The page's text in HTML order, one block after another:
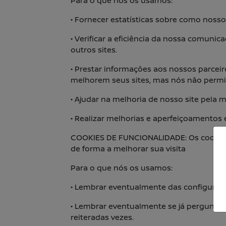
• Fornecer estatísticas sobre como
• Verificar a eficiência da nossa
outros sites.
• Prestar informações aos nossos
melhorem seus sites, mas nós não
• Ajudar na melhoria de nosso site pela
• Realizar melhorias e
COOKIES DE FUNCIONALIDADE: Os
de forma a melhorar sua visita
Para o que nós os usamos:
• Lembrar eventualmente das
• Lembrar eventualmente se já
reiteradas vezes.